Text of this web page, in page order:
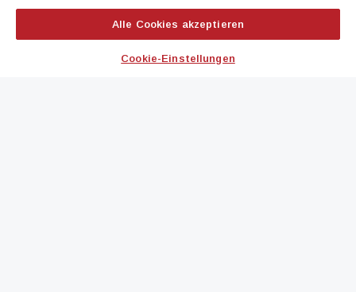
immo7news
Alle Cookies akzeptieren
Cookie-Einstellungen